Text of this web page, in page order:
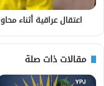
اعتقال عراقية أثناء
مقالات ذات صلة